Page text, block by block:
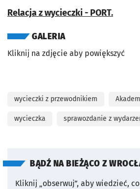
Relacja z wycieczki - PORT.
GALERIA
Kliknij na zdjęcie aby powiększyć
wycieczki z przewodnikiem
wycieczka sprawozdanie z
BĄDŹ NA BIEŻĄCO Z
Kliknij „obserwuj”, aby wiedzieć,